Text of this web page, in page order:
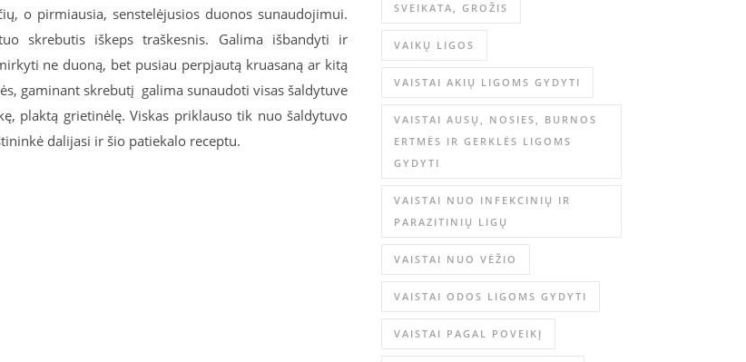
o pirmiausia, senstelėjusios duonos sunaudojimui.
skrebutis iškeps traškesnis. Galima išbandyti ir
ne duoną, bet pusiau perpjautą kruasaną ar kitą
gaminant skrebutį galima sunaudoti visas šaldytuve
plaktą grietinėlę. Viskas priklauso tik nuo šaldytuvo
dalijasi ir šio patiekalo receptu.
SVEIKATA, GROŽIS
VAIKŲ LIGOS
VAISTAI AKIŲ LIGOMS GYDYTI
VAISTAI AUSŲ, NOSIES, BURNOS
ERTMĖS IR GERKLĖS LIGOMS
GYDYTI
VAISTAI NUO INFEKCINIŲ IR
PARAZITINIŲ LIGŲ
VAISTAI NUO VĖŽIO
VAISTAI ODOS LIGOMS GYDYTI
VAISTAI PAGAL POVEIKĮ